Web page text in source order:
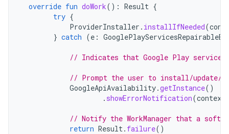
override fun doWork(): Result {
try {
ProviderInstaller . installIfNeeded(
} catch (e :
// Indicates that Google Play
// Prompt the user to install/update/
GoogleApiAvailability.getInstance()
. showErrorNotification(context
// Notify the WorkManager that a soft
return Result. failure()